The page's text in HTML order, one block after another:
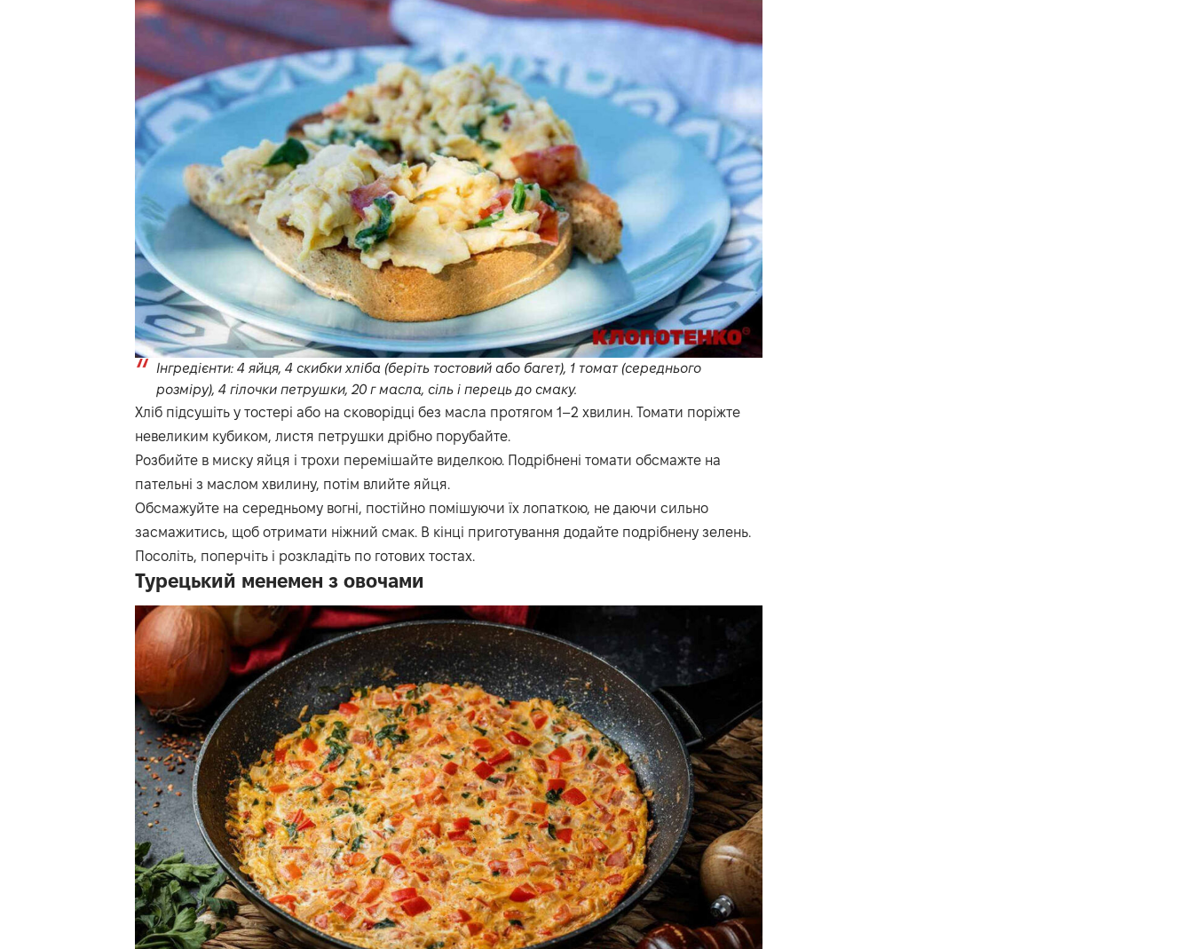
Інгредієнти: 4 яйця, 4 скибки хліба (беріть тостовий або багет), 1 томат (середнього
розміру), 4 гілочки петрушки, 20 г масла, сіль і перець до смаку.
Хліб підсушіть у тостері або на сковорідці без масла протягом 1–2 хвилин. Томати поріжте
невеликим кубиком, листя петрушки дрібно порубайте.
Розбийте в миску яйця і трохи перемішайте виделкою. Подрібнені томати обсмажте на
пательні з маслом хвилину, потім влийте яйця.
Обсмажуйте на середньому вогні, постійно помішуючи їх лопаткою, не даючи сильно
засмажитись, щоб отримати ніжний смак. В кінці приготування додайте подрібнену зелень.
Посоліть, поперчіть і розкладіть по готових тостах.
Турецький менемен з овочами